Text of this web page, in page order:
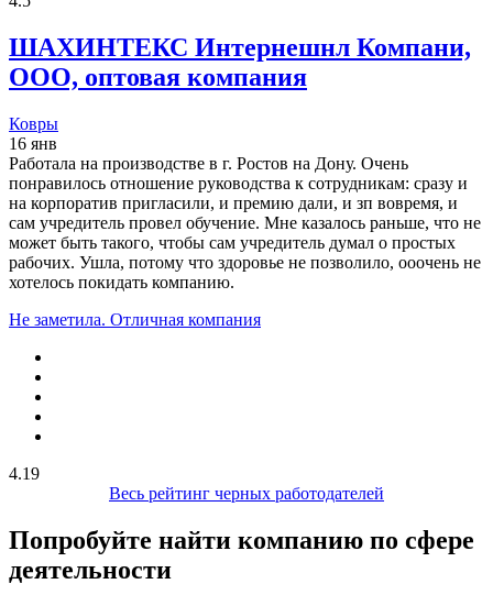
ШАХИНТЕКС Интернешнл Компани,
ООО, оптовая компания
Ковры
16 янв
Работала на производстве в г. Ростов на Дону. Очень
понравилось отношение руководства к сотрудникам: сразу и
на корпоратив пригласили, и премию дали, и зп вовремя, и
сам учредитель провел обучение. Мне казалось раньше, что не
может быть такого, чтобы сам учредитель думал о простых
рабочих. Ушла, потому что здоровье не позволило, ооочень не
хотелось покидать компанию.
Не заметила. Отличная компания
4.19
Весь рейтинг черных работодателей
Попробуйте найти компанию по сфере
деятельности